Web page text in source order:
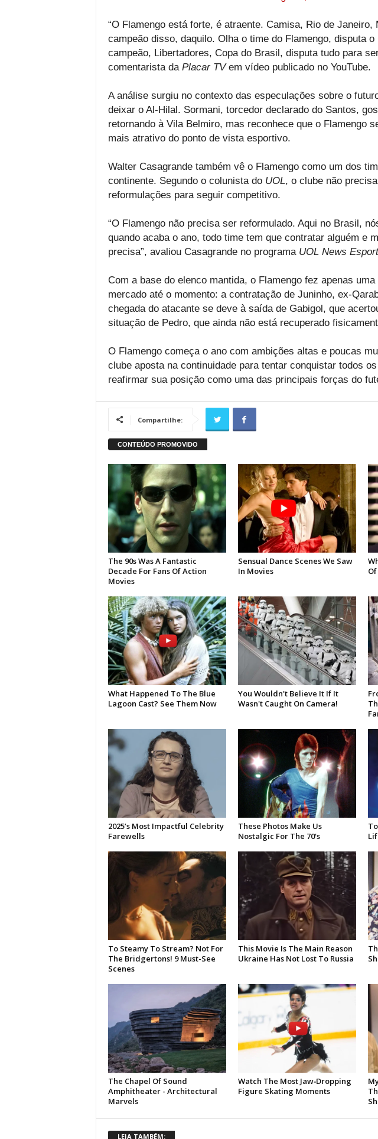
“O Flamengo está forte, é atraente. Camisa, Rio de Janeiro,
campeão disso, daquilo. Olha o time do Flamengo, disputa
campeão, Libertadores, Copa do Brasil, disputa tudo para
comentarista da Placar TVem vídeo publicado no YouTube.
A análise surgiu no contexto das especulações sobre o
deixar o Al-Hilal. Sormani, torcedor declarado do Santos,
retornando à Vila Belmiro, mas reconhece que o Flamengo
mais atrativo do ponto de vista esportivo.
Walter Casagrande também vê o Flamengo como um dos
continente. Segundo o colunista do UOL, o clube não
reformulações para seguir competitivo.
“O Flamengo não precisa ser reformulado. Aqui no Brasil,
quando acaba o ano, todo time tem que contratar alguém e
precisa”, avaliou Casagrande no programa UOL News
Com a base do elenco mantida, o Flamengo fez apenas
mercado até o momento: a contratação de Juninho, ex-
chegada do atacante se deve à saída de Gabigol, que
situação de Pedro, que ainda não está recuperado
O Flamengo começa o ano com ambições altas e poucas
clube aposta na continuidade para tentar conquistar todos
reafirmar sua posição como uma das principais forças do
Compartilhe:
LEIA TAMBÉM: